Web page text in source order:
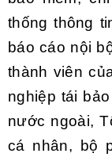
thống thông
báo cáo nội
thành viên
nghiệp tái
nước ngoài,
cá nhân, bộ